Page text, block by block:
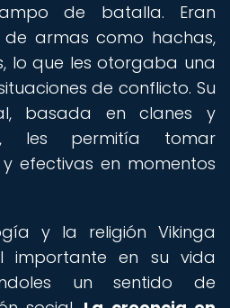
de batalla. Eran
armas como hachas,
lo que les otorgaba una
de conflicto. Su
basada en clanes y
les permitía tomar
efectivas en momentos
y la religión Vikinga
importante en su vida
un sentido de